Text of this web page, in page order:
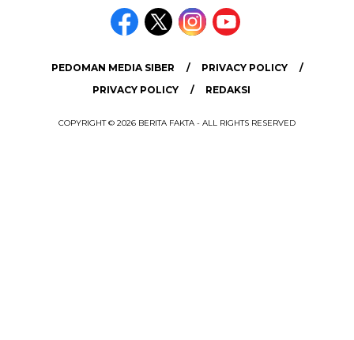
PEDOMAN MEDIA SIBER
PRIVACY POLICY
PRIVACY POLICY
REDAKSI
COPYRIGHT © 2026 BERITA FAKTA - ALL RIGHTS RESERVED